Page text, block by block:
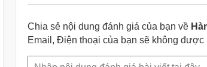
Chia sẻ nội dung đánh giá của bạn về
Email, Điện thoại của bạn sẽ không